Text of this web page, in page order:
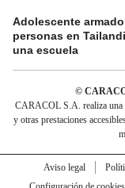
Adolescente
personas en
una escuela
©
CARACOL S.A. realiza una
y otras prestaciones
Aviso legal